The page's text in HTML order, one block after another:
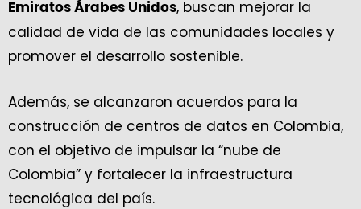
Emiratos Árabes Unidos, buscan mejorar la
calidad de vida de las comunidades locales y
promover el desarrollo sostenible.
Además, se alcanzaron acuerdos para la
construcción de centros de datos en Colombia,
con el objetivo de impulsar la “nube de
Colombia” y fortalecer la infraestructura
tecnológica del país.